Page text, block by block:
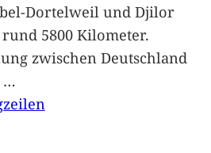
Dortelweil und Djilor
5800 Kilometer.
zwischen Deutschland
…